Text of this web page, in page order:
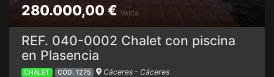
REF. 040-0002 Chalet con piscina
en Plasencia
CHALET CÓD. 1275 Cáceres - Cáceres
280.000,00 € Venta